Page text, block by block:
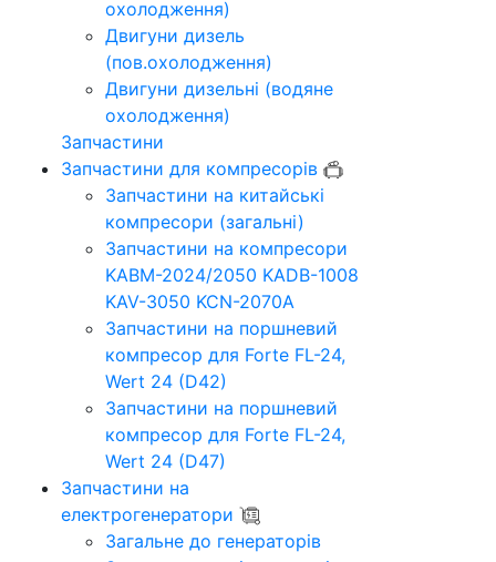
охолодження)
Двигуни дизель
(пов.охолодження)
Двигуни дизельні (водяне
охолодження)
Запчастини
Запчастини для компресорів
Запчастини на китайські
компресори (загальні)
Запчастини на компресори
KABM-2024/2050 KADB-1008
KAV-3050 KCN-2070A
Запчастини на поршневий
компресор для Forte FL-24,
Wert 24 (D42)
Запчастини на поршневий
компресор для Forte FL-24,
Wert 24 (D47)
Запчастини на
електрогенератори
Загальне до генераторів